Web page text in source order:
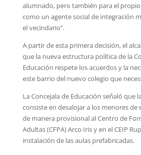
alumnado, pero también para el
como un agente social de integración
el vecindario”.
A partir de esta primera decisión, el
que la nueva estructura política de la
Educación respete los acuerdos y la
este barrio del nuevo colegio que
La Concejala de Educación señaló que
consiste en desalojar a los menores de
de manera provisional al Centro de
Adultas (CFPA) Arco Iris y en el CEIP
instalación de las aulas prefabricadas.